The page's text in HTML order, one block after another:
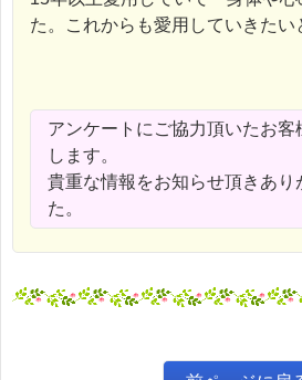
た。これからも愛用していきたい
アンケートにご協力頂いたお客
します。
貴重な情報をお知らせ頂きあり
た。